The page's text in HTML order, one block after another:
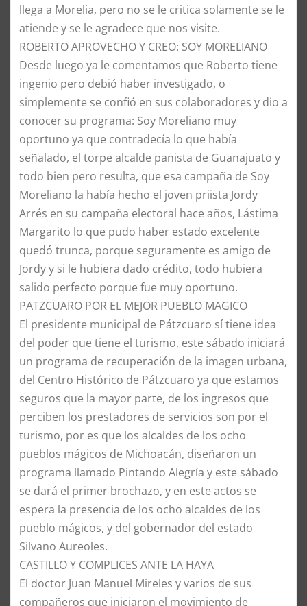
llega a Morelia, pero no se le critica solamente se le
atiende y se le agradece que nos visite.
ROBERTO APROVECHO Y CREO: SOY MORELIANO
Desde luego ya le comentamos que Roberto tiene
ingenio pero debió haber investigado, o
simplemente se confió en sus colaboradores y dio a
conocer su programa: Soy Moreliano muy
oportuno ya que contradecía lo que había
señalado, el torpe alcalde panista de Guanajuato y
todo bien pero resulta, que esa campaña de Soy
Moreliano la había hecho el joven priista Jordy
Arrés en su campaña electoral hace años, Lástima
Margarito lo que pudo haber estado excelente
quedó trunca, porque seguramente es amigo de
Jordy y si le hubiera dado crédito, todo hubiera
salido perfecto porque fue muy oportuno.
PATZCUARO POR EL MEJOR PUEBLO MAGICO
El presidente municipal de Pátzcuaro sí tiene idea
del poder que tiene el turismo, este sábado iniciará
un programa de recuperación de la imagen urbana,
del Centro Histórico de Pátzcuaro ya que estamos
seguros que la mayor parte, de los ingresos que
perciben los prestadores de servicios son por el
turismo, por es que los alcaldes de los ocho
pueblos mágicos de Michoacán, diseñaron un
programa llamado Pintando Alegría y este sábado
se dará el primer brochazo, y en este actos se
espera la presencia de los ocho alcaldes de los
pueblo mágicos, y del gobernador del estado
Silvano Aureoles.
CASTILLO Y COMPLICES ANTE LA HAYA
El doctor Juan Manuel Mireles y varios de sus
compañeros que iniciaron el movimiento de